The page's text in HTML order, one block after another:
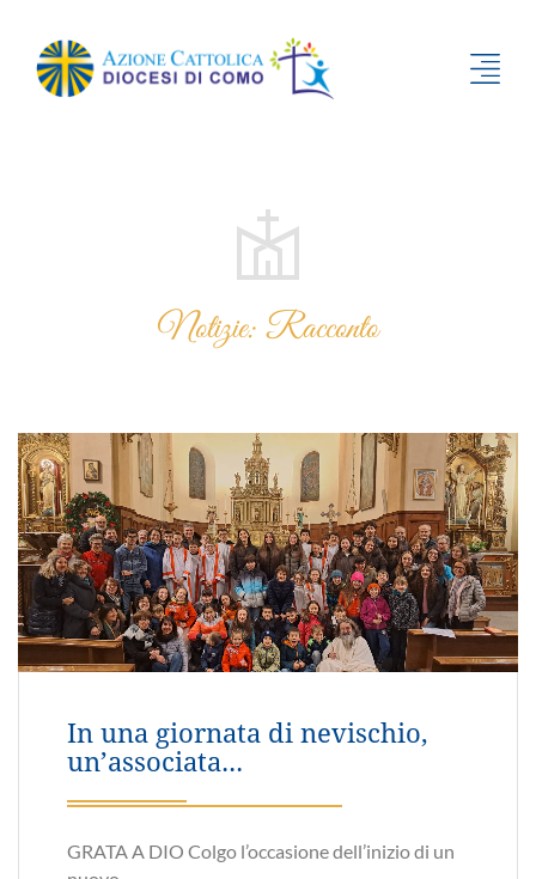
Notizie: Racconto
AC - formazione adulti - la vita
alla fine della...
L'AC di Semogo in colalborazione con le